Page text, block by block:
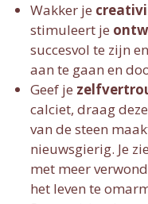
Wakker je
stimuleert je
succesvol te zijn
aan te gaan en
Geef je
calciet, draag
van de steen
nieuwsgierig. Je
met meer
het leven te